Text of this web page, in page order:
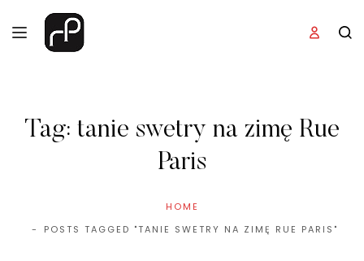
Tag: tanie swetry na zimę Rue
Paris
HOME
POSTS TAGGED "TANIE SWETRY NA ZIMĘ RUE PARIS"